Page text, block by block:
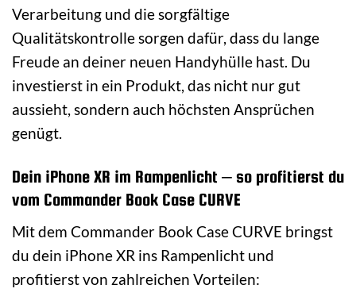
Verarbeitung und die sorgfältige
Qualitätskontrolle sorgen dafür, dass du lange
Freude an deiner neuen Handyhülle hast. Du
investierst in ein Produkt, das nicht nur gut
aussieht, sondern auch höchsten Ansprüchen
genügt.
Dein iPhone XR im Rampenlicht – so profitierst du
vom Commander Book Case CURVE
Mit dem Commander Book Case CURVE bringst
du dein iPhone XR ins Rampenlicht und
profitierst von zahlreichen Vorteilen: